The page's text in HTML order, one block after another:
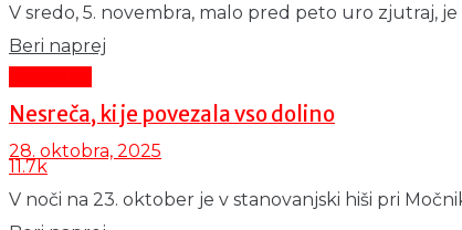
V sredo, 5. novembra, malo pred peto uro zjutraj, je
Beri naprej
Nesreča, ki je povezala vso dolino
28. oktobra, 2025
11.7k
V noči na 23. oktober je v stanovanjski hiši pri